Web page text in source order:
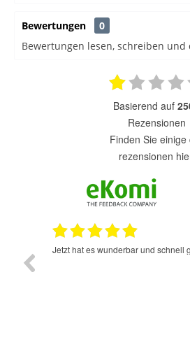
Bewertungen
0
Bewertungen lesen, schreiben und
basierend auf
Rezensionen
finden Sie einige der
rezensionen
Jetzt hat es wunderbar und schnell